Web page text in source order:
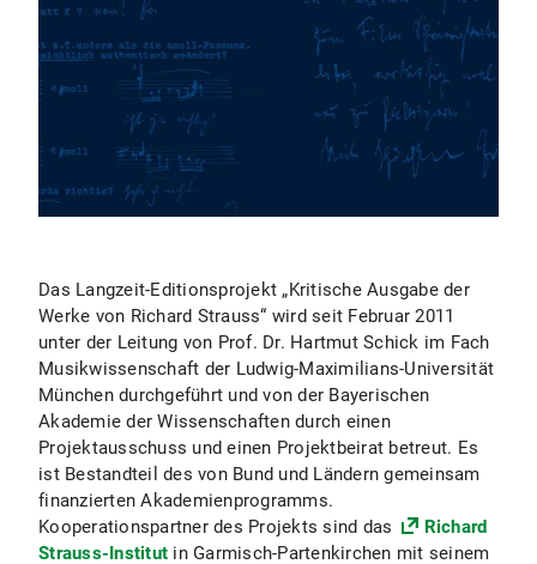
Das Langzeit-Editionsprojekt „Kritische Ausgabe der
Werke von Richard Strauss“ wird seit Februar 2011
unter der Leitung von Prof. Dr. Hartmut Schick im Fach
Musikwissenschaft der Ludwig-Maximilians-Universität
München durchgeführt und von der Bayerischen
Akademie der Wissenschaften durch einen
Projektausschuss und einen Projektbeirat betreut. Es
ist Bestandteil des von Bund und Ländern gemeinsam
finanzierten Akademienprogramms.
Kooperationspartner des Projekts sind das
Richard
Strauss-Institut in Garmisch-Partenkirchen mit seinem